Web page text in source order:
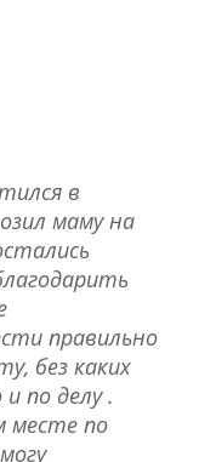
в
маму на
правильно
без каких
по делу .
месте по